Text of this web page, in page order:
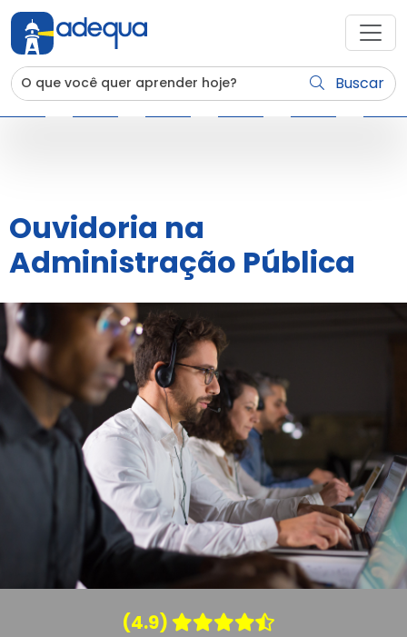
Buscar
Ouvidoria na
Administração Pública
(4.9)